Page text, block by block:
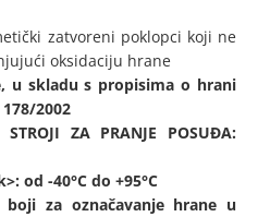
zatvoreni poklopci koji ne
oksidaciju hrane
u skladu s propisima o hrani
178/2002
ZA PRANJE POSUĐA:
od -40°C do +95°C
za označavanje hrane u